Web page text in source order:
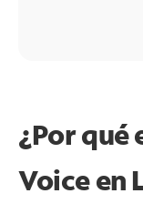
¿Por qué
Voice en